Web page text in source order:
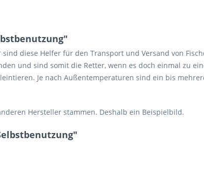
diese Helfer für den Transport und Versand von
und sind somit die Retter, wenn es doch einmal zu
Je nach Außentemperaturen sind ein bis
Hersteller stammen. Deshalb ein Beispielbild.